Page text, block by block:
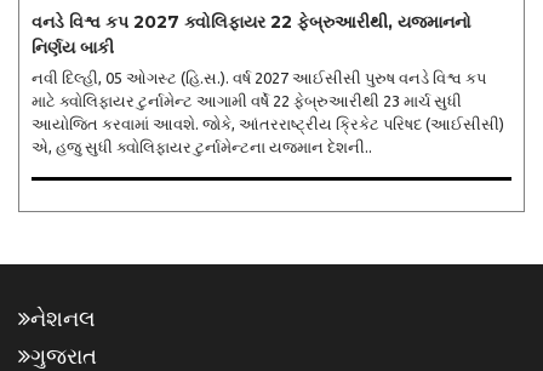
વનડે વિશ્વ કપ 2027 ક્વોલિફાયર 22 ફેબ્રુઆરીથી, યજમાનનો
નિર્ણય બાકી
નવી દિલ્હી, 05 ઓગસ્ટ (હિ.સ.). વર્ષ 2027 આઈસીસી પુરુષ વનડે વિશ્વ કપ
માટે ક્વોલિફાયર ટુર્નામેન્ટ આગામી વર્ષે 22 ફેબ્રુઆરીથી 23 માર્ચ સુધી
આયોજિત કરવામાં આવશે. જોકે, આંતરરાષ્ટ્રીય ક્રિકેટ પરિષદ (આઈસીસી)
એ, હજુ સુધી ક્વોલિફાયર ટુર્નામેન્ટના યજમાન દેશની..
નેશનલ
ગુજરાત